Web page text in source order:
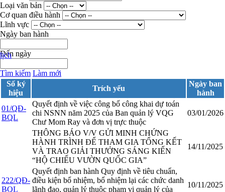
Loại văn bản
Cơ quan điều hành
Lĩnh vực
Ngày ban hành
Đến ngày
Tìm kiếm Làm mới
Số ký
hiệu
Trích yếu
Ngày ban
hành
01/QĐ-
BQL
Quyết định về việc công bố công khai dự toán
chi NSNN năm 2025 của Ban quản lý VQG
Chư Mom Ray và đơn vị trực thuộc
03/01/2026
THÔNG BÁO V/V GỬI MINH CHỨNG
HÀNH TRÌNH ĐỂ THAM GIA TỔNG KẾT
VÀ TRAO GIẢI THƯỞNG SÁNG KIẾN
“HỘ CHIẾU VƯỜN QUỐC GIA”
14/11/2025
222/QĐ-
BQL
Quyết định ban hành Quy định về tiêu chuẩn,
điều kiện bổ nhiệm, bổ nhiệm lại các chức danh
lãnh đạo, quản lý thuộc phạm vi quản lý của
10/11/2025